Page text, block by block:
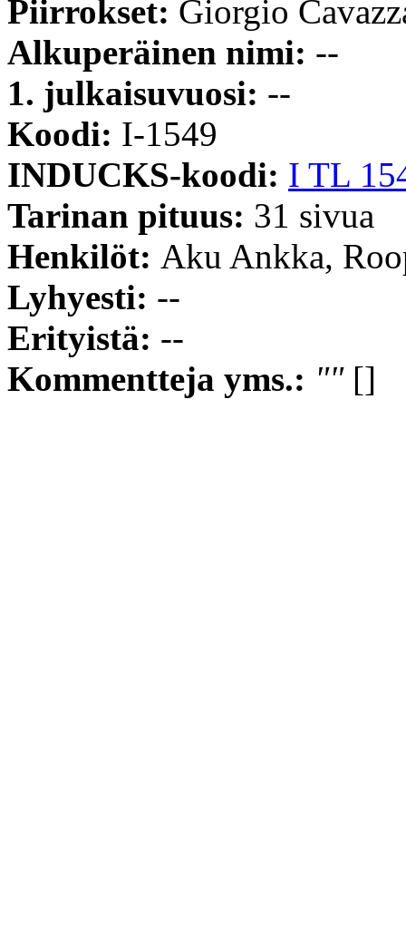
Piirrokset: Giorgio
Alkuperäinen nimi: --
1. julkaisuvuosi: --
Koodi: I-1549
INDUCKS-koodi: I TL
Tarinan pituus: 31 sivua
Henkilöt: Aku Ankka,
Lyhyesti: --
Erityistä: --
Kommentteja yms.: ""[]